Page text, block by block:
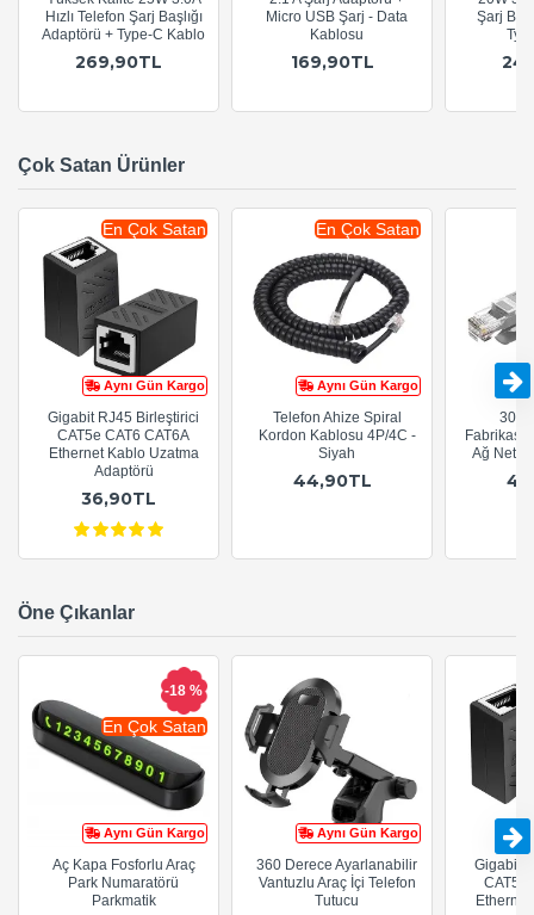
Hızlı Telefon Şarj Başlığı
Adaptörü + Type-C Kablo
269,90TL
Micro USB Şarj - Data
Kablosu
169,90TL
Şarj
Çok Satan Ürünler
Aynı Gün Kargo
En Çok Satan
Gigabit RJ45 Birleştirici
CAT5e CAT6 CAT6A
Ethernet Kablo Uzatma
Adaptörü
36,90TL
Aynı Gün Kargo
En Çok Satan
Telefon Ahize Spiral
Kordon Kablosu 4P/4C -
Siyah
44,90TL
Ağ
Öne Çıkanlar
Aynı Gün Kargo
En Çok Satan
-18 %
Aç Kapa Fosforlu Araç
Park Numaratörü
Parkmatik
Aynı Gün Kargo
360 Derece Ayarlanabilir
Vantuzlu Araç İçi Telefon
Tutucu
Gigabit
CAT5e